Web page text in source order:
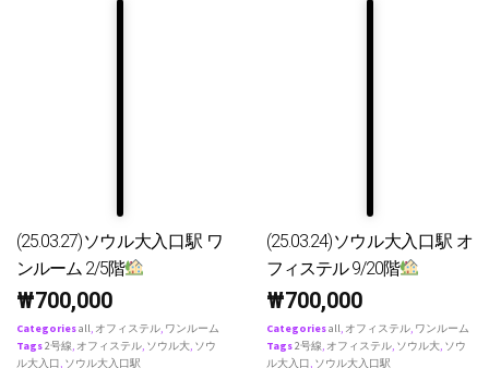
(25.03.27)ソウル大入口駅 ワ
ンルーム 2/5階
₩700,000
Categoriesall, オフィステル, ワンルーム
Tags2号線, オフィステル, ソウル大, ソウ
ル大入口, ソウル大入口駅
(25.03.24)ソウル大入口駅 オ
フィステル 9/20階
₩700,000
Categoriesall, オフィステル, ワンルーム
Tags2号線, オフィステル, ソウル大, ソウ
ル大入口, ソウル大入口駅